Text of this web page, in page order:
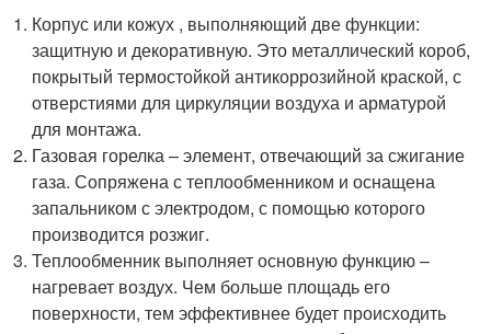
Корпус или кожух , выполняющий две функции:
защитную и декоративную. Это металлический короб,
покрытый термостойкой антикоррозийной краской, с
отверстиями для циркуляции воздуха и арматурой
для монтажа.
Газовая горелка – элемент, отвечающий за сжигание
газа. Сопряжена с теплообменником и оснащена
запальником с электродом, с помощью которого
производится розжиг.
Теплообменник выполняет основную функцию –
нагревает воздух. Чем больше площадь его
поверхности, тем эффективнее будет происходить